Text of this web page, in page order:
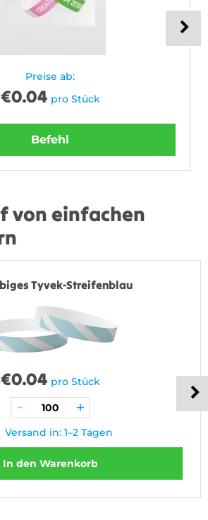
Preise ab:
€0.04 pro Stück
Befehl
von einfachen
Tyvek-Streifenblau
€0.04 pro Stück
Versand in: 1–2 Tagen
In den Warenkorb